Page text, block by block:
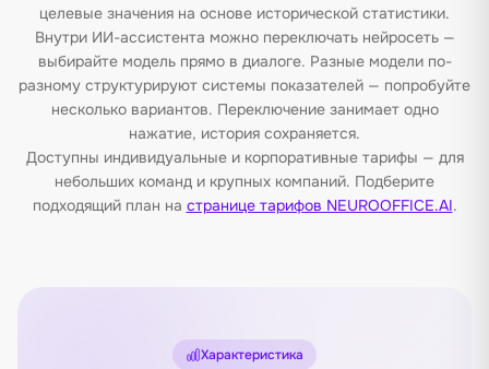
целевые значения на основе исторической статистики.
Внутри ИИ-ассистента можно переключать нейросеть —
выбирайте модель прямо в диалоге. Разные модели по-
разному структурируют системы показателей — попробуйте
несколько вариантов. Переключение занимает одно
нажатие, история сохраняется.
Доступны индивидуальные и корпоративные тарифы — для
небольших команд и крупных компаний. Подберите
подходящий план на странице тарифов NEUROOFFICE.AI.
Характеристика